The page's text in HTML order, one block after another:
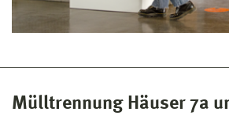
Mülltrennung Häuser 7a